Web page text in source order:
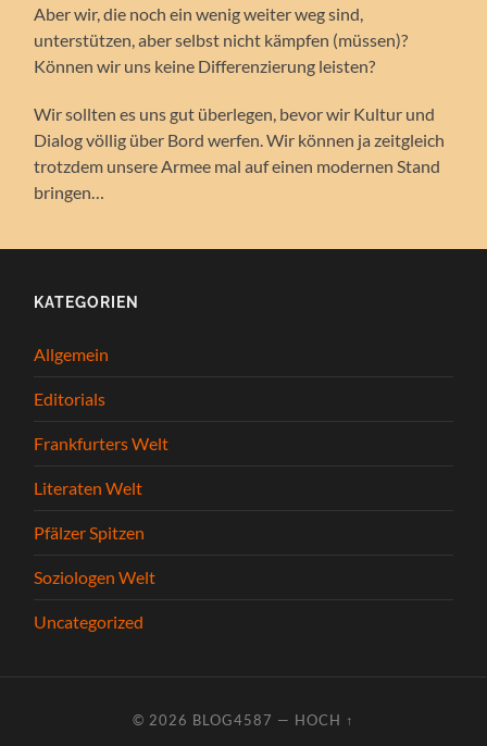
Aber wir, die noch ein wenig weiter weg sind,
unterstützen, aber selbst nicht kämpfen (müssen)?
Können wir uns keine Differenzierung leisten?
Wir sollten es uns gut überlegen, bevor wir Kultur und
Dialog völlig über Bord werfen. Wir können ja zeitgleich
trotzdem unsere Armee mal auf einen modernen Stand
bringen…
KATEGORIEN
Allgemein
Editorials
Frankfurters Welt
Literaten Welt
Pfälzer Spitzen
Soziologen Welt
Uncategorized
© 2026 BLOG4587 — HOCH ↑